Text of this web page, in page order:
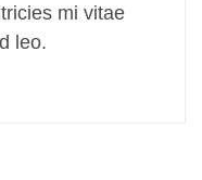
mi vitae
leo.